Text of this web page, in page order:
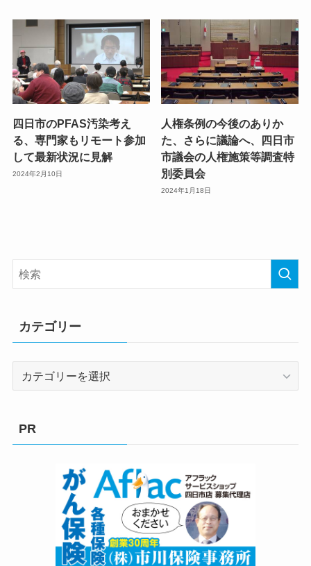
四日市のPFAS汚染考え
る、専門家もリモート参加
して最新状況に見解
2024年2月10日
人権条例の今後のありか
た、さらに議論へ、四日市
市議会の人権施策等調査特
別委員会
2024年1月18日
カテゴリー
PR